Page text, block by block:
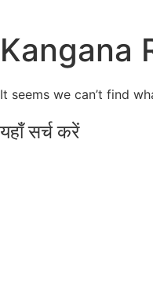
Kangana
It seems we can’t find
यहाँ सर्च करें